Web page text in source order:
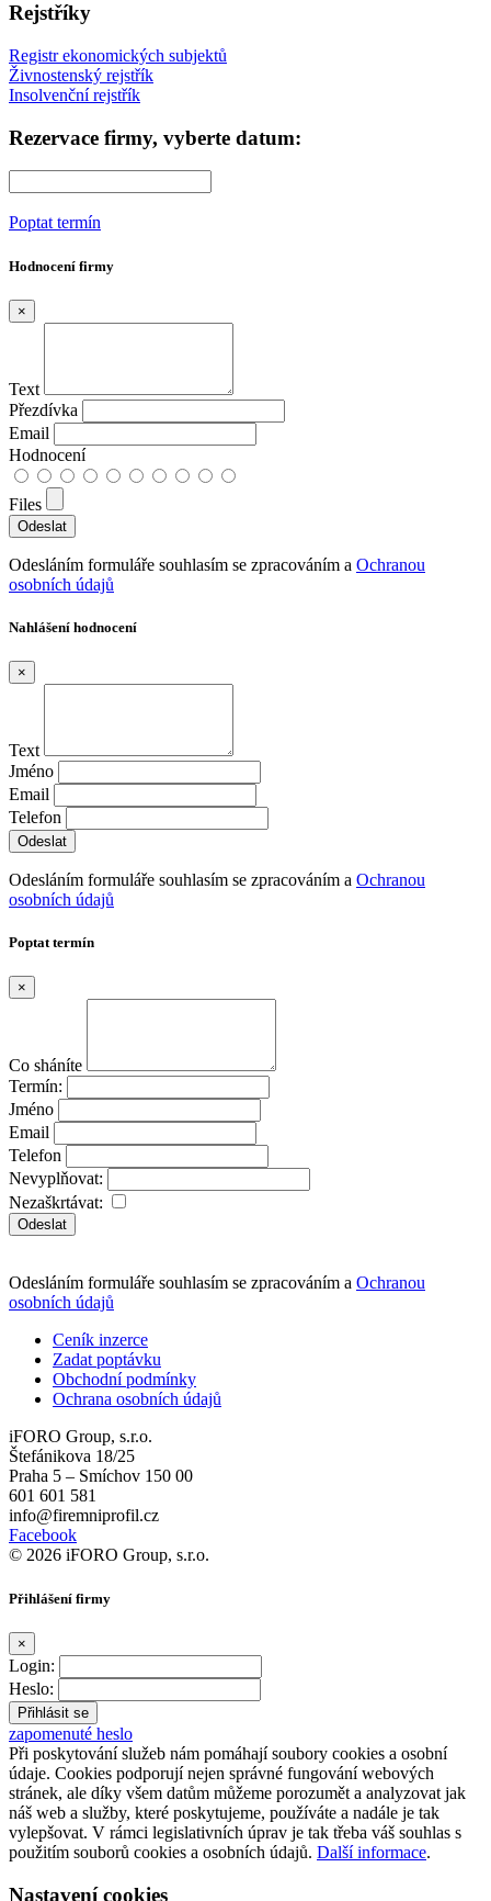
Rejstříky
Registr ekonomických subjektů
Živnostenský rejstřík
Insolvenční rejstřík
Rezervace firmy, vyberte datum:
Poptat termín
Hodnocení firmy
×
Text
Přezdívka
Email
Hodnocení
Files
Odesláním formuláře souhlasím se zpracováním a Ochranou
osobních údajů
Nahlášení hodnocení
×
Text
Jméno
Email
Telefon
Odesláním formuláře souhlasím se zpracováním a Ochranou
osobních údajů
Poptat termín
×
Co sháníte
Termín:
Jméno
Email
Telefon
Nevyplňovat:
Nezaškrtávat:
Odeslat
Odesláním formuláře souhlasím se zpracováním a Ochranou
osobních údajů
Ceník inzerce
Zadat poptávku
Obchodní podmínky
Ochrana osobních údajů
iFORO Group, s.r.o.
Štefánikova 18/25
Praha 5 – Smíchov 150 00
601 601 581
info@firemniprofil.cz
Facebook
© 2026 iFORO Group, s.r.o.
Přihlášení firmy
×
Login:
Heslo:
zapomenuté heslo
Při poskytování služeb nám pomáhají soubory cookies a osobní
údaje. Cookies podporují nejen správné fungování webových
stránek, ale díky všem datům můžeme porozumět a analyzovat jak
náš web a služby, které poskytujeme, používáte a nadále je tak
vylepšovat. V rámci legislativních úprav je tak třeba váš souhlas s
použitím souborů cookies a osobních údajů. Další informace.
Nastavení cookies